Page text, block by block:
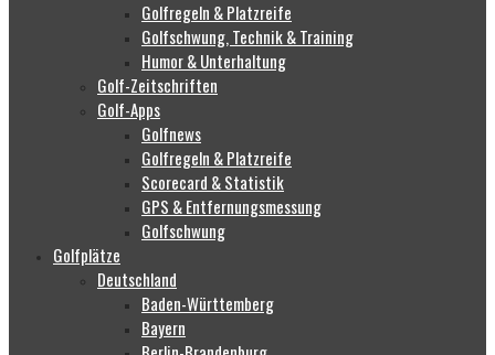
Golfregeln & Platzreife
Golfschwung, Technik & Training
Humor & Unterhaltung
Golf-Zeitschriften
Golf-Apps
Golfnews
Golfregeln & Platzreife
Scorecard & Statistik
GPS & Entfernungsmessung
Golfschwung
Golfplätze
Deutschland
Baden-Württemberg
Bayern